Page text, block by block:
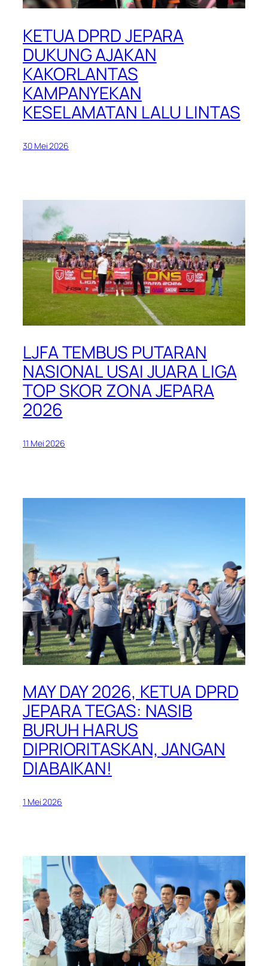
KETUA DPRD JEPARA
DUKUNG AJAKAN
KAKORLANTAS
KAMPANYEKAN
KESELAMATAN LALU LINTAS
30 Mei 2026
LJFA TEMBUS PUTARAN
NASIONAL USAI JUARA LIGA
TOP SKOR ZONA JEPARA
2026
11 Mei 2026
MAY DAY 2026, KETUA DPRD
JEPARA TEGAS: NASIB
BURUH HARUS
DIPRIORITASKAN, JANGAN
DIABAIKAN!
1 Mei 2026